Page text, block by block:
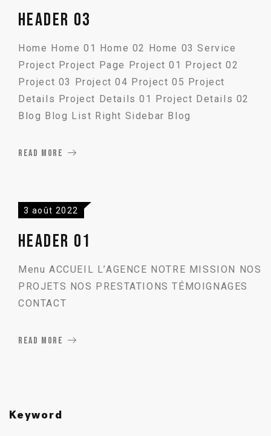
Header 03
Home Home 01 Home 02 Home 03 Service
Project Project Page Project 01 Project 02
Project 03 Project 04 Project 05 Project
Details Project Details 01 Project Details 02
Blog Blog List Right Sidebar Blog
READ MORE
3 août 2022
Header 01
Menu ACCUEIL L’AGENCE NOTRE MISSION NOS
PROJETS NOS PRESTATIONS TÉMOIGNAGES
CONTACT
READ MORE
Keyword